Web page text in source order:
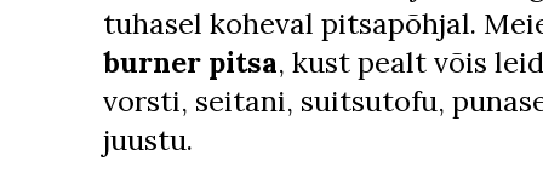
tuhasel koheval pitsapõhjal.
burner pitsa, kust pealt võis
vorsti, seitani, suitsutofu,
juustu.